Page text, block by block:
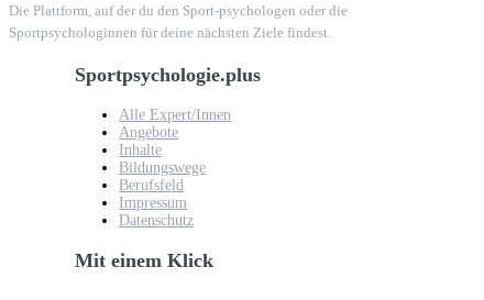
Die Plattform, auf der du den Sport-psychologen oder die
Sportpsychologinnen für deine nächsten Ziele findest.
Sportpsychologie.plus
Alle Expert/Innen
Angebote
Inhalte
Bildungswege
Berufsfeld
Impressum
Datenschutz
Mit einem Klick